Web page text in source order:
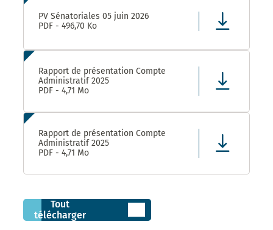
PV Sénatoriales 05 juin 2026
PDF - 496,70 Ko
Rapport de présentation Compte
Administratif 2025
PDF - 4,71 Mo
Rapport de présentation Compte
Administratif 2025
PDF - 4,71 Mo
Tout
télécharger